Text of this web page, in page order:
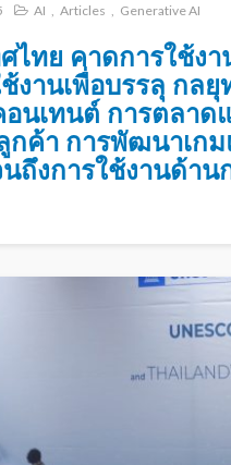
AI Articles Generative AI
ศไทย คาดการใช้ง
งานเพื่อบรรลุ กล
อนเทนต์ การตลา
กค้า การพัฒนาเก
ถึงการใช้งานด้า